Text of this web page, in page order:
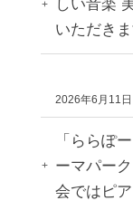
しい音楽
いただきま
2026年6月11日
「ららぽ
ーマパー
会ではピ